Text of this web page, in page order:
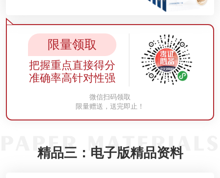
限量领取
把握重点直接得分
准确率高针对性强
微信扫码领取
限量赠送，送完即止！
精品三：电子版精品资料